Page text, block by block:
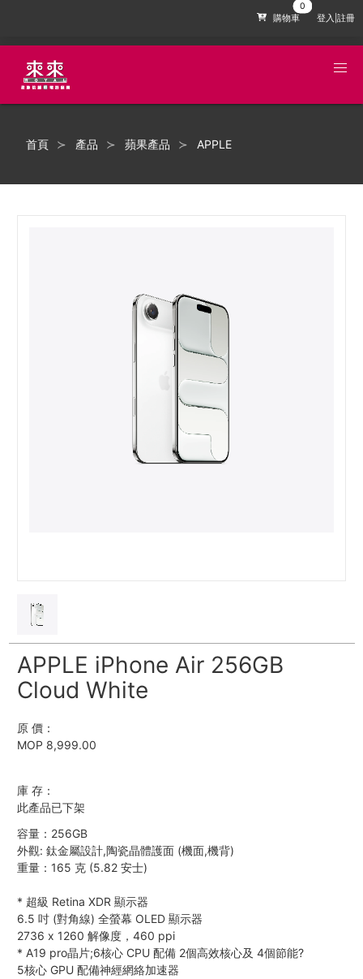
購物車 登入|註冊
首頁 產品 蘋果產品 APPLE
APPLE iPhone Air 256GB
Cloud White
原 價：
MOP 8,999.00
庫 存：
此產品已下架
容量：256GB
外觀: 鈦金屬設計,陶瓷晶體護面 (機面,機背)
重量：165 克 (5.82 安士)
* 超級 Retina XDR 顯示器
6.5 吋 (對角線) 全螢幕 OLED 顯示器
2736 x 1260 解像度，460 ppi
* A19 pro晶片;6核心 CPU 配備 2個高效核心及 4個節能?
5核心 GPU 配備神經網絡加速器